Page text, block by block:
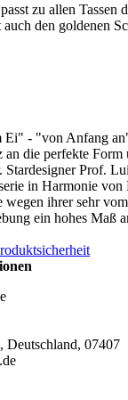
zu allen
den goldenen
Ei" - "von Anfang
an die perfekte Form
Stardesigner Prof.
in Harmonie
wegen ihrer sehr
ein hohes Maß
Deutschland, 07407